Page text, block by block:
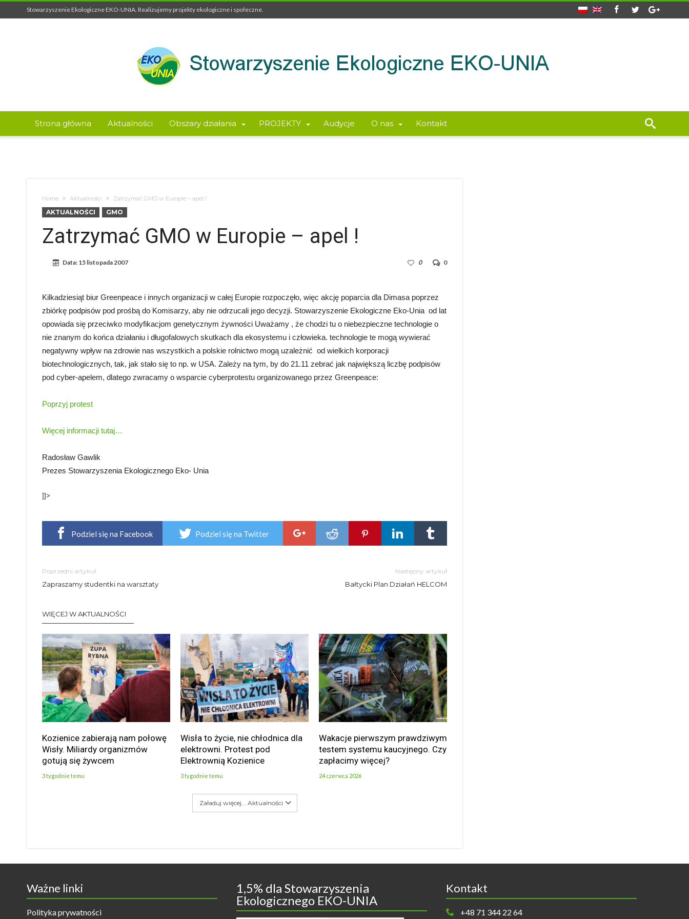
Stowarzyszenie Ekologiczne EKO-UNIA. Realizujemy projekty ekologiczne i społeczne.
Strona główna Aktualności Obszary działania PROJEKTY Audycje O nas Kontakt
Home Aktualności Zatrzymać GMO w Europie – apel !
AKTUALNOŚCI GMO
Zatrzymać GMO w Europie – apel !
Data: 15 listopada 2007 0
0
Kilkadziesiąt biur Greenpeace i innych organizacji w całej Europie rozpoczęło, więc akcję poparcia dla Dimasa poprzez
zbiórkę podpisów pod prośbą do Komisarzy, aby nie odrzucali jego decyzji. Stowarzyszenie Ekologiczne Eko-Unia od lat
opowiada się przeciwko modyfikacjom genetycznym żywności Uważamy , że chodzi tu o niebezpieczne technologie o
nie znanym do końca działaniu i długofalowych skutkach dla ekosystemu i człowieka. technologie te mogą wywierać
negatywny wpływ na zdrowie nas wszystkich a polskie rolnictwo mogą uzależnić od wielkich korporacji
biotechnologicznych, tak, jak stało się to np. w USA. Zależy na tym, by do 21.11 zebrać jak największą liczbę podpisów
pod cyber-apelem, dlatego zwracamy o wsparcie cyberprotestu organizowanego przez Greenpeace:
Poprzyj protest
Więcej informacji tutaj…
Radosław Gawlik
Prezes Stowarzyszenia Ekologicznego Eko- Unia
]]>
Podziel się na Facebook Podziel się na Twitter
Poprzedni artykuł
Zapraszamy studentki na warsztaty
Następny artykuł
Bałtycki Plan Działań HELCOM
WIĘCEJ W AKTUALNOŚCI
Kozienice zabierają nam połowę
Wisły. Miliardy organizmów
gotują się żywcem
3 tygodnie temu
Wisła to życie, nie chłodnica dla
elektrowni. Protest pod
Elektrownią Kozienice
3 tygodnie temu
Wakacje pierwszym prawdziwym
testem systemu kaucyjnego. Czy
zapłacimy więcej?
24 czerwca 2026
Załaduj więcej... Aktualności
Ważne linki
Polityka prywatności
1,5% dla Stowarzyszenia
Ekologicznego EKO-UNIA
Kontakt
+48 71 344 22 64